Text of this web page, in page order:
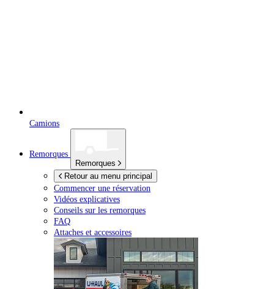
Camions
Remorques
Remorques
Retour au menu principal
Commencer une réservation
Vidéos explicatives
Conseils sur les remorques
FAQ
Attaches et accessoires